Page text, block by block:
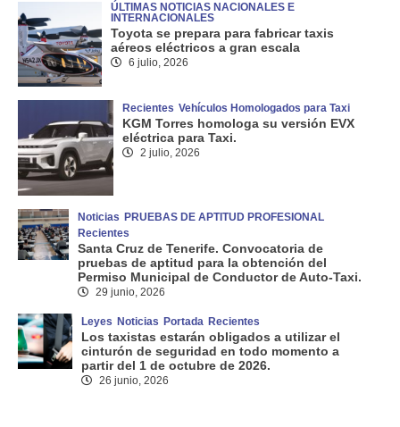
ÚLTIMAS NOTICIAS NACIONALES E
INTERNACIONALES
Toyota se prepara para fabricar taxis
aéreos eléctricos a gran escala
6 julio, 2026
Recientes Vehículos Homologados para Taxi
KGM Torres homologa su versión EVX
eléctrica para Taxi.
2 julio, 2026
Noticias PRUEBAS DE APTITUD PROFESIONAL
Recientes
Santa Cruz de Tenerife. Convocatoria de
pruebas de aptitud para la obtención del
Permiso Municipal de Conductor de Auto-Taxi.
29 junio, 2026
Leyes Noticias Portada Recientes
Los taxistas estarán obligados a utilizar el
cinturón de seguridad en todo momento a
partir del 1 de octubre de 2026.
26 junio, 2026